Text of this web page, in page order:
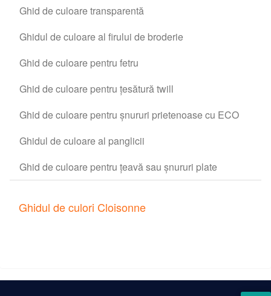
Ghid de culoare transparentă
Ghidul de culoare al firului de broderie
Ghid de culoare pentru fetru
Ghid de culoare pentru țesătură twill
Ghid de culoare pentru șnururi prietenoase cu ECO
Ghidul de culoare al panglicii
Ghid de culoare pentru țeavă sau șnururi plate
Ghidul de culori Cloisonne